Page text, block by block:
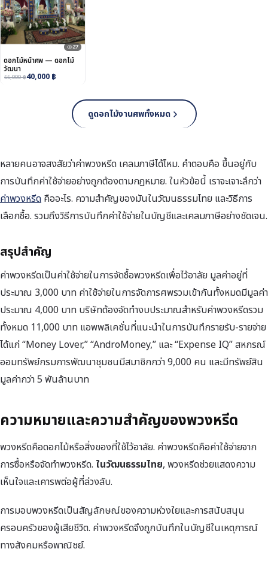
27
ดอกไม้หน้าศพ — ดอกไม้
วัฒนา
55,000฿40,000 ฿
ดูดอกไม้งานศพทั้งหมด
หลายคนอาจสงสัยว่าค่าพวงหรีด เคลมภาษีได้ไหม. คำตอบคือ ขึ้นอยู่กับ
การบันทึกค่าใช้จ่ายอย่างถูกต้องตามกฎหมาย. ในหัวข้อนี้ เราจะเจาะลึกว่า
ค่าพวงหรีด คืออะไร. ความสำคัญของมันในวัฒนธรรมไทย และวิธีการ
เลือกซื้อ. รวมถึงวิธีการบันทึกค่าใช้จ่ายในบัญชีและเคลมภาษีอย่างชัดเจน.
สรุปสำคัญ
ค่าพวงหรีดเป็นค่าใช้จ่ายในการจัดซื้อพวงหรีดเพื่อไว้อาลัย มูลค่าอยู่ที่
ประมาณ 3,000 บาท ค่าใช้จ่ายในการจัดการศพรวมเข้ากันทั้งหมดมีมูลค่า
ประมาณ 4,000 บาท บริษัทต้องจัดทำงบประมาณสำหรับค่าพวงหรีดรวม
ทั้งหมด 11,000 บาท แอพพลิเคชั่นที่แนะนำในการบันทึกรายรับ-รายจ่าย
ได้แก่ “Money Lover,” “AndroMoney,” และ “Expense IQ” สหกรณ์
ออมทรัพย์กรมการพัฒนาชุมชนมีสมาชิกกว่า 9,000 คน และมีทรัพย์สิน
มูลค่ากว่า 5 พันล้านบาท
ความหมายและความสำคัญของพวงหรีด
พวงหรีดคือดอกไม้หรือสิ่งของที่ใช้ไว้อาลัย. ค่าพวงหรีดคือค่าใช้จ่ายจาก
การซื้อหรือจัดทำพวงหรีด. ในวัฒนธรรมไทย, พวงหรีดช่วยแสดงความ
เห็นใจและเคารพต่อผู้ที่ล่วงลับ.
การมอบพวงหรีดเป็นสัญลักษณ์ของความห่วงใยและการสนับสนุน
ครอบครัวของผู้เสียชีวิต. ค่าพวงหรีดจึงถูกบันทึกในบัญชีในเหตุการณ์
ทางสังคมหรือพาณิชย์.